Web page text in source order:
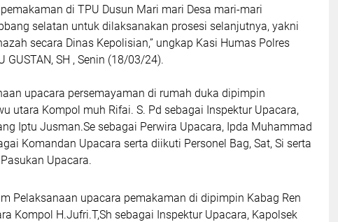
di TPU Dusun Mari mari Desa mari-mari
selatan untuk dilaksanakan prosesi selanjutnya, yakni
secara Dinas Kepolisian,” ungkap Kasi Humas Polres
GUSTAN, SH , Senin (18/03/24).
upacara persemayaman di rumah duka dipimpin
utara Kompol muh Rifai. S. Pd sebagai Inspektur Upacara,
Iptu Jusman.Se sebagai Perwira Upacara, Ipda Muhammad
Komandan Upacara serta diikuti Personel Bag, Sat, Si serta
Upacara.
Pelaksanaan upacara pemakaman di dipimpin Kabag Ren
Kompol H.Jufri.T,Sh sebagai Inspektur Upacara, Kapolsek